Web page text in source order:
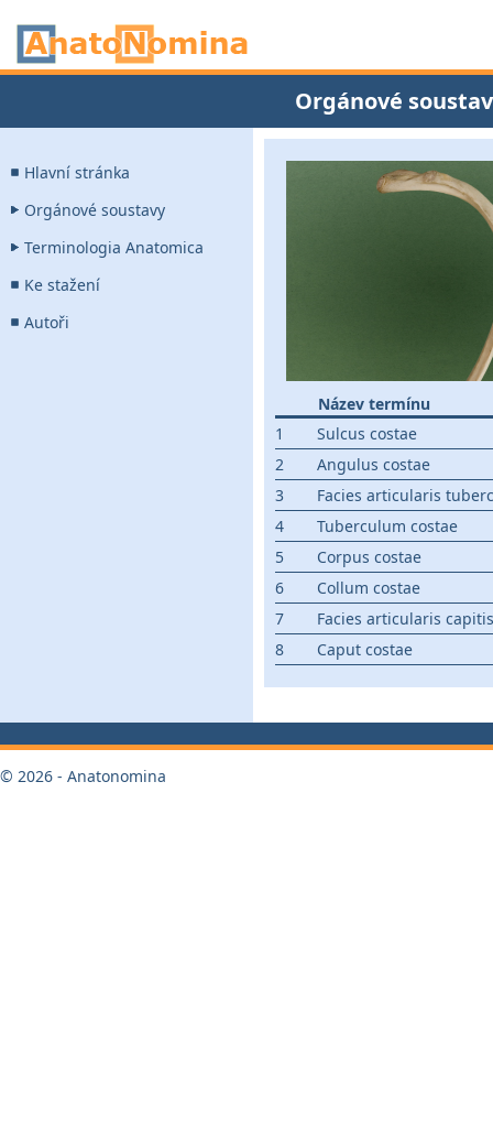
Orgánové
Hlavní stránka
Orgánové soustavy
Terminologia Anatomica
Ke stažení
Autoři
Název termínu
1
Sulcus costae
2
Angulus costae
3
Facies articularis
4
Tuberculum costae
5
Corpus costae
6
Collum costae
7
Facies articularis
8
Caput costae
© 2026 - Anatonomina